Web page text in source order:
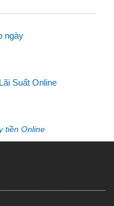
ngày
Suất Online
tiền Online